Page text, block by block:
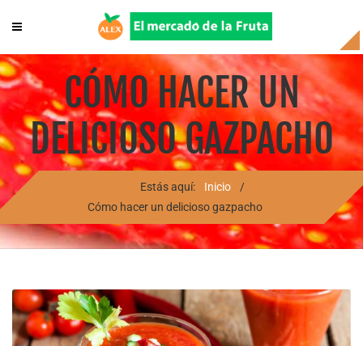
CÓMO HACER UN
DELICIOSO GAZPACHO
Estás aquí: Inicio
/
Cómo hacer un delicioso gazpacho